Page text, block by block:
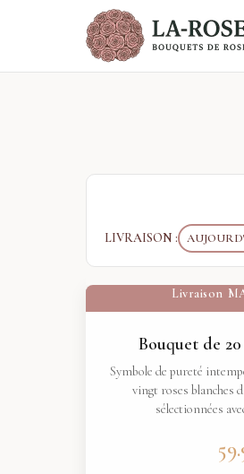
LIVRAISON :
Livraison
Bouquet de
Symbole de pureté
vingt roses blanches
sélectionnées
Panneau de gestion des cookies